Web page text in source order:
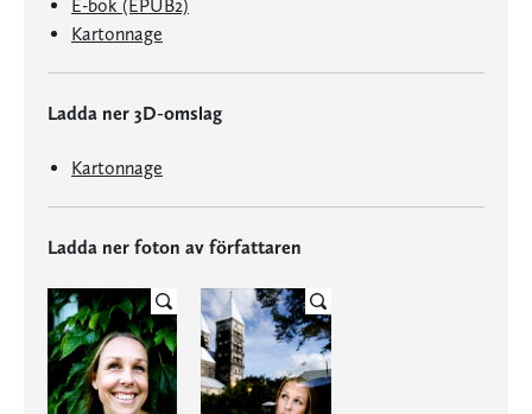
E-bok (EPUB2)
Kartonnage
Ladda ner 3D-omslag
Kartonnage
Ladda ner foton av författaren